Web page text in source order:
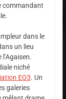
commandant
dans le
un lieu
niché
EO3. Un
galeries